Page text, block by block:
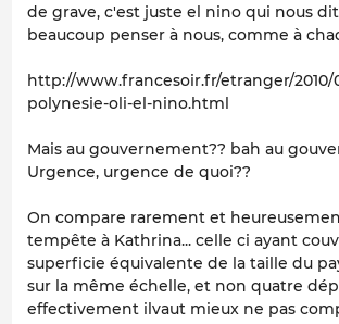
de grave, c'est juste el nino qui nous
beaucoup penser à nous, comme à
http://www.francesoir.fr/etranger/2010/
polynesie-oli-el-nino.html
Mais au gouvernement?? bah au
Urgence, urgence de quoi??
On compare rarement et
tempête à Kathrina... celle ci ayant
superficie équivalente de la taille du
sur la même échelle, et non quatre
effectivement ilvaut mieux ne pas